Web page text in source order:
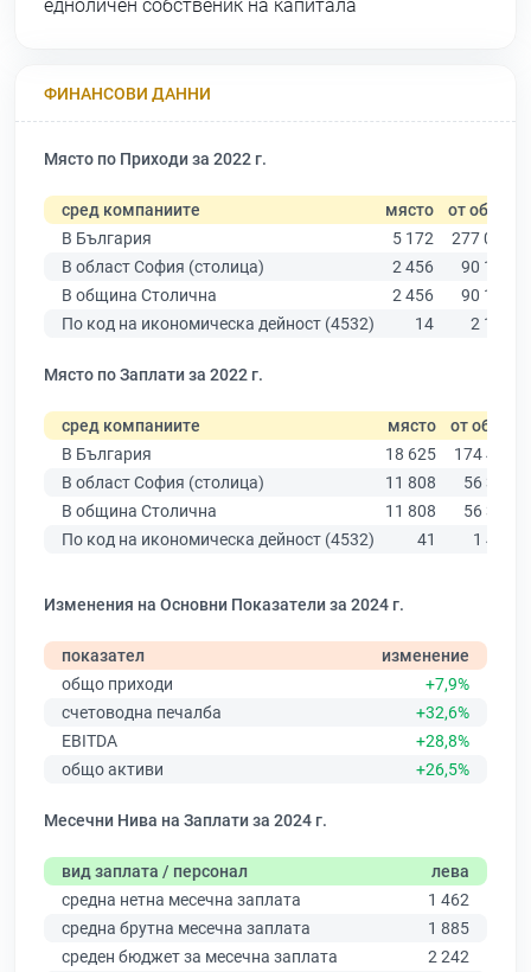
едноличен собственик на капитала
ФИНАНСОВИ ДАННИ
Място по Приходи за 2022 г.
сред компаниите място от общо
В България
5 172
277 019
В област София (столица)
2 456
90 178
В община Столична
2 456
90 178
По код на икономическа дейност (4532)
14 2 142
Място по Заплати за 2022 г.
сред компаниите място от общо
В България
18 625
174 403
В област София (столица)
11 808
56 378
В община Столична
11 808
56 378
По код на икономическа дейност (4532)
41 1 430
Изменения на Основни Показатели за 2024 г.
показател
изменение
общо приходи
+7,9%
счетоводна печалба
+32,6%
EBITDA
+28,8%
общо активи
+26,5%
Месечни Нива на Заплати за 2024 г.
вид заплата / персонал
лева
средна нетна месечна заплата
1 462
средна брутна месечна заплата
1 885
среден бюджет за месечна заплата
2 242